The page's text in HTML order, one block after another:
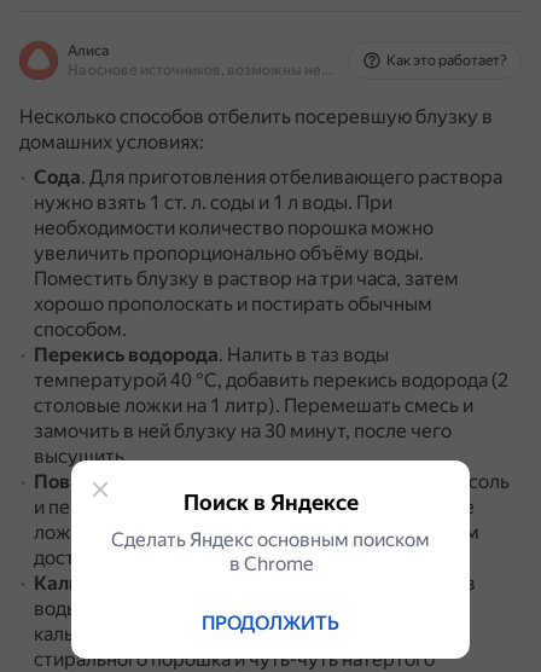
Алиса
На основе источников, возможны неточности
Как это работает?
Несколько способов отбелить посеревшую блузку в
домашних условиях:
Сода. Для приготовления отбеливающего раствора
нужно взять 1 ст. л. соды и 1 л воды. При
необходимости количество порошка можно
увеличить пропорционально объёму воды.
Поместить блузку в раствор на три часа, затем
хорошо прополоскать и постирать обычным
способом.
Перекись водорода. Налить в таз воды
температурой 40 °С, добавить перекись водорода (2
столовые ложки на 1 литр). Перемешать смесь и
замочить в ней блузку на 30 минут, после чего
высушить.
Поваренная соль
Набрать воды в таз, добавить соль
и перемешать (на 1 литр жидкости две столовые
ложки соли).Замочить блузку на 30 минут, затем
достать её и прополоскать.
Кальцинированная сода
Налить в таз 10 литров
воды, добавить туда 4 столовые ложки
кальцинированной соды, 1 столовую ложку
стирального порошка и чуть-чуть натёртого
Поиск в Яндексе
Сделать Яндекс основным поиском
в Сhrome
ПРОДОЛЖИТЬ